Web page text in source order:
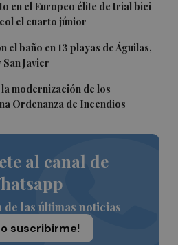
en el Europeo élite de trial bici
el cuarto júnior
el baño en 13 playas de Águilas,
Javier
modernización de los
Ordenanza de Incendios
al canal de
de las últimas noticias
suscribirme!